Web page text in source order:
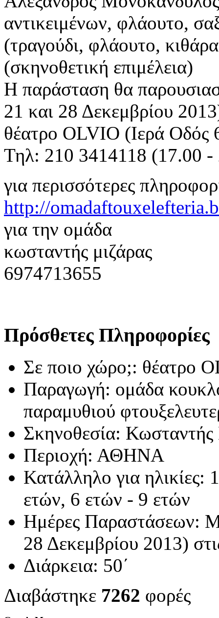
αντικειμένων, φλάουτο,
(τραγούδι, φλάουτο,
(σκηνοθετική επιμέλεια)
Η παράσταση θα
21 και 28 Δεκεμβρίου
θέατρο OLVIO (Ιερά Οδός
Τηλ: 210 3414118 (17.00 -
για περισσότερες
http://
για την ομάδα
κωσταντής μιζάρας
6974713655
Πρόσθετες Πληροφορίες
Σε ποιο χώρο;: θέατρο
Παραγωγή: ομάδα
παραμυθιού
Σκηνοθεσία: Κωσταντής
Περιοχή: ΑΘΗΝΑ
Κατάλληλο για ηλικίες:
ετών, 6 ετών - 9 ετών
Ημέρες Παραστάσεων:
28 Δεκεμβρίου 2013)
Διάρκεια: 50΄
Διαβάστηκε 7262 φορές